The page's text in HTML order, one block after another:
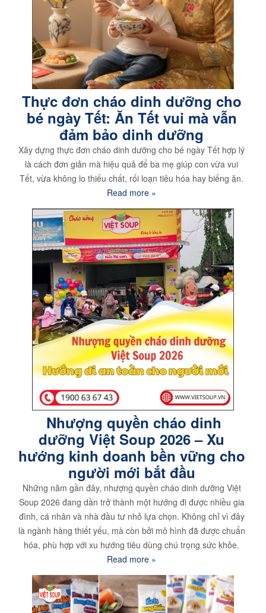
Thực đơn cháo dinh dưỡng cho
bé ngày Tết: Ăn Tết vui mà vẫn
đảm bảo dinh dưỡng
Xây dựng thực đơn cháo dinh dưỡng cho bé ngày Tết hợp lý
là cách đơn giản mà hiệu quả để ba mẹ giúp con vừa vui
Tết, vừa không lo thiếu chất, rối loạn tiêu hóa hay biếng ăn.
Read more »
Nhượng quyền cháo dinh
dưỡng Việt Soup 2026 – Xu
hướng kinh doanh bền vững cho
người mới bắt đầu
Những năm gần đây, nhượng quyền cháo dinh dưỡng Việt
Soup 2026 đang dần trở thành một hướng đi được nhiều gia
đình, cá nhân và nhà đầu tư nhỏ lựa chọn. Không chỉ vì đây
là ngành hàng thiết yếu, mà còn bởi mô hình đã được chuẩn
hóa, phù hợp với xu hướng tiêu dùng chú trọng sức khỏe.
Read more »